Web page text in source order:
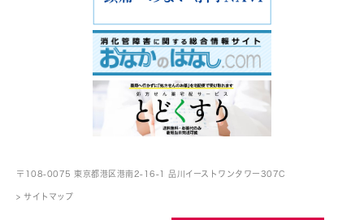
〒108-0075 東京都港区港南2-16-1 品川イーストワンタワー307C
> サイトマップ